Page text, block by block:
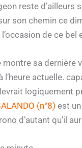
reste d’ailleurs
son chemin ce
l’occasion de ce
montre sa dernière
l’heure actuelle.
logiquement
(n°8) est
d’autant qu’il